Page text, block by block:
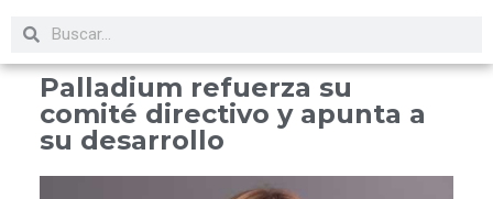
Palladium refuerza su
comité directivo y apunta a
su desarrollo